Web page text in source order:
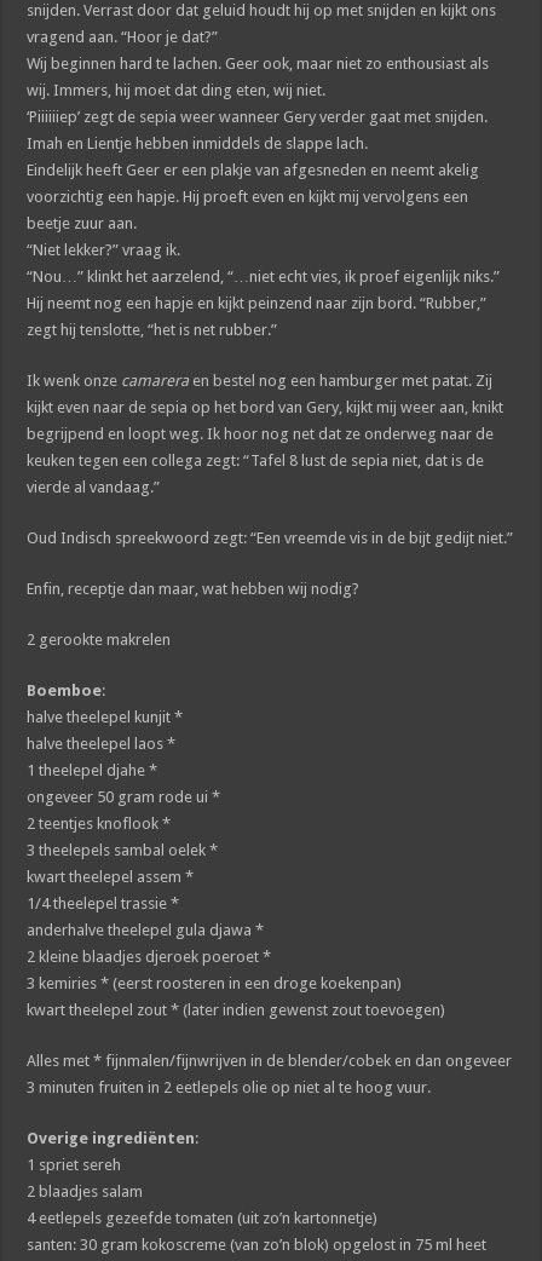
snijden. Verrast door dat geluid houdt hij op met snijden en kijkt ons
vragend aan. “Hoor je dat?”
Wij beginnen hard te lachen. Geer ook, maar niet zo enthousiast als
wij. Immers, hij moet dat ding eten, wij niet.
‘Piiiiiiep’ zegt de sepia weer wanneer Gery verder gaat met snijden.
Imah en Lientje hebben inmiddels de slappe lach.
Eindelijk heeft Geer er een plakje van afgesneden en neemt akelig
voorzichtig een hapje. Hij proeft even en kijkt mij vervolgens een
beetje zuur aan.
“Niet lekker?” vraag ik.
“Nou…” klinkt het aarzelend, “…niet echt vies, ik proef eigenlijk niks.”
Hij neemt nog een hapje en kijkt peinzend naar zijn bord. “Rubber,”
zegt hij tenslotte, “het is net rubber.”
Ik wenk onze camarera en bestel nog een hamburger met patat. Zij
kijkt even naar de sepia op het bord van Gery, kijkt mij weer aan, knikt
begrijpend en loopt weg. Ik hoor nog net dat ze onderweg naar de
keuken tegen een collega zegt: “Tafel 8 lust de sepia niet, dat is de
vierde al vandaag.”
Oud Indisch spreekwoord zegt: “Een vreemde vis in de bijt gedijt niet.”
Enfin, receptje dan maar, wat hebben wij nodig?
2 gerookte makrelen
Boemboe:
halve theelepel kunjit *
halve theelepel laos *
1 theelepel djahe *
ongeveer 50 gram rode ui *
2 teentjes knoflook *
3 theelepels sambal oelek *
kwart theelepel assem *
1/4 theelepel trassie *
anderhalve theelepel gula djawa *
2 kleine blaadjes djeroek poeroet *
3 kemiries * (eerst roosteren in een droge koekenpan)
kwart theelepel zout * (later indien gewenst zout toevoegen)
Alles met * fijnmalen/fijnwrijven in de blender/cobek en dan ongeveer
3 minuten fruiten in 2 eetlepels olie op niet al te hoog vuur.
Overige ingrediënten:
1 spriet sereh
2 blaadjes salam
4 eetlepels gezeefde tomaten (uit zo’n kartonnetje)
santen: 30 gram kokoscreme (van zo’n blok) opgelost in 75 ml heet